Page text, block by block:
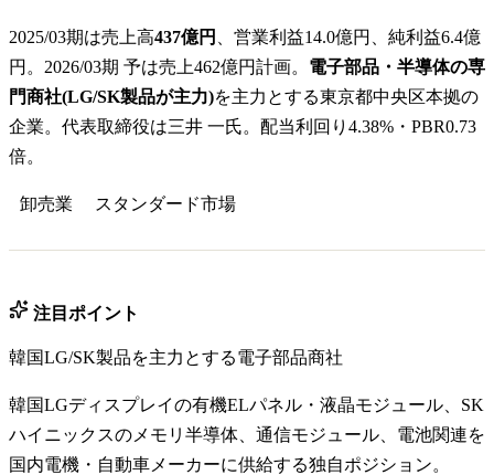
2025/03期は売上高437億円
、営業利益14.0億円、純利益6.4億
円。2026/03期 予は売上462億円計画。 電子部品・半導体の専
門商社(LG/SK製品が主力)を主力とする東京都中央区本拠の
企業。代表取締役は三井 一氏。配当利回り4.38%・PBR0.73
倍。
卸売業 スタンダード市場
注目ポイント
韓国LG/SK製品を主力とする電子部品商社
韓国LGディスプレイの有機ELパネル・液晶モジュール、SK
ハイニックスのメモリ半導体、通信モジュール、電池関連を
国内電機・自動車メーカーに供給する独自ポジション。